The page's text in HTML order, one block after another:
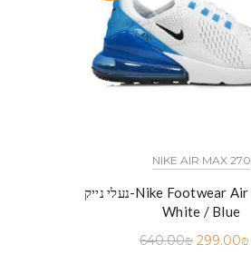
NIKE AIR MAX 270
נעלי נייק-Nike Footwear Air Max 270 –
White / Blue
640.00₪ 299.00₪